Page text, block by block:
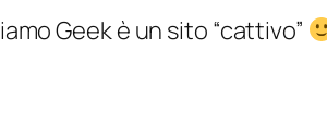
Geek è un sito “cattivo”